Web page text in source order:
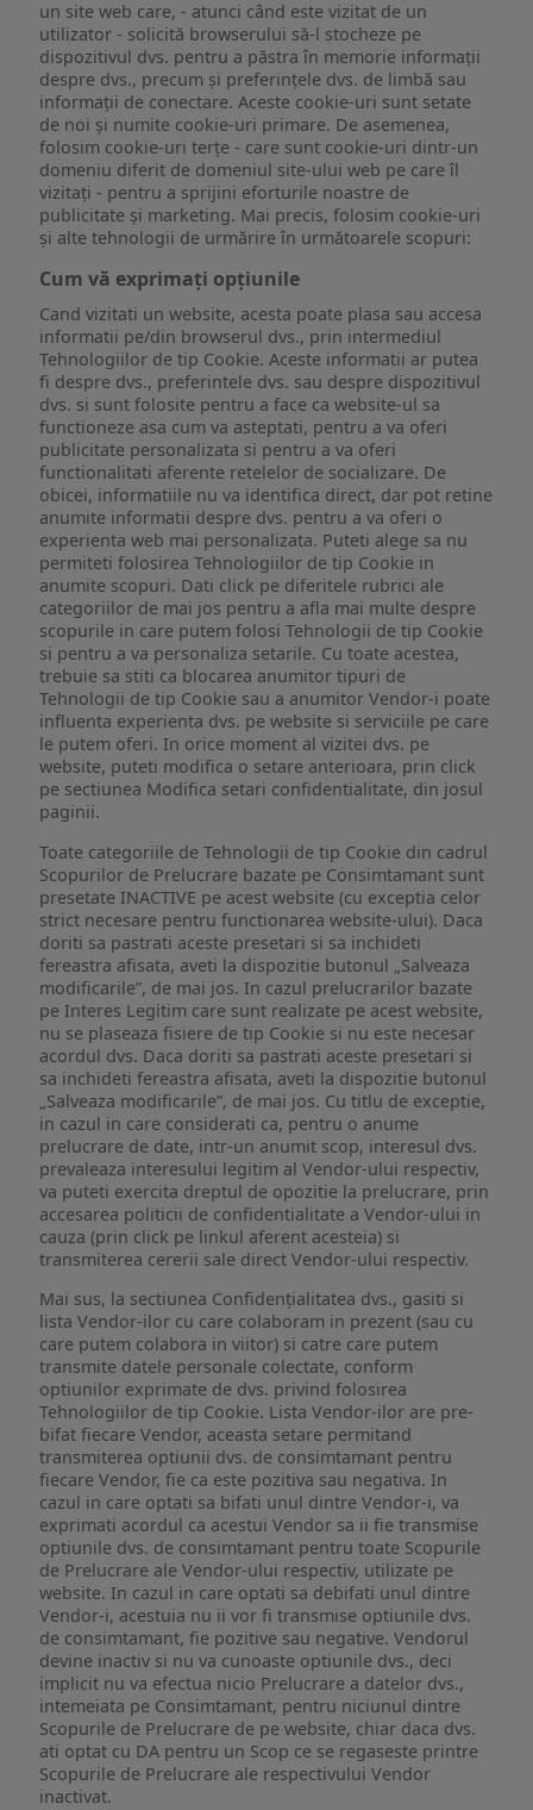
un site web care, - atunci când este vizitat de un
utilizator - solicită browserului să-l stocheze pe
dispozitivul dvs. pentru a păstra în memorie informații
despre dvs., precum și preferințele dvs. de limbă sau
informații de conectare. Aceste cookie-uri sunt setate
de noi și numite cookie-uri primare. De asemenea,
folosim cookie-uri terțe - care sunt cookie-uri dintr-un
domeniu diferit de domeniul site-ului web pe care îl
vizitați - pentru a sprijini eforturile noastre de
publicitate și marketing. Mai precis, folosim cookie-uri
și alte tehnologii de urmărire în următoarele scopuri:
Cum vă exprimați opțiunile
Cand vizitati un website, acesta poate plasa sau accesa
informatii pe/din browserul dvs., prin intermediul
Tehnologiilor de tip Cookie. Aceste informatii ar putea
fi despre dvs., preferintele dvs. sau despre dispozitivul
dvs. si sunt folosite pentru a face ca website-ul sa
functioneze asa cum va asteptati, pentru a va oferi
publicitate personalizata si pentru a va oferi
functionalitati aferente retelelor de socializare. De
obicei, informatiile nu va identifica direct, dar pot retine
anumite informatii despre dvs. pentru a va oferi o
experienta web mai personalizata. Puteti alege sa nu
permiteti folosirea Tehnologiilor de tip Cookie in
anumite scopuri. Dati click pe diferitele rubrici ale
categoriilor de mai jos pentru a afla mai multe despre
scopurile in care putem folosi Tehnologii de tip Cookie
si pentru a va personaliza setarile. Cu toate acestea,
trebuie sa stiti ca blocarea anumitor tipuri de
Tehnologii de tip Cookie sau a anumitor Vendor-i poate
influenta experienta dvs. pe website si serviciile pe care
le putem oferi. In orice moment al vizitei dvs. pe
website, puteti modifica o setare anterioara, prin click
pe sectiunea Modifica setari confidentialitate, din josul
paginii.
Toate categoriile de Tehnologii de tip Cookie din cadrul
Scopurilor de Prelucrare bazate pe Consimtamant sunt
presetate INACTIVE pe acest website (cu exceptia celor
strict necesare pentru functionarea website-ului). Daca
doriti sa pastrati aceste presetari si sa inchideti
fereastra afisata, aveti la dispozitie butonul „Salveaza
modificarile”, de mai jos. In cazul prelucrarilor bazate
pe Interes Legitim care sunt realizate pe acest website,
nu se plaseaza fisiere de tip Cookie si nu este necesar
acordul dvs. Daca doriti sa pastrati aceste presetari si
sa inchideti fereastra afisata, aveti la dispozitie butonul
„Salveaza modificarile”, de mai jos. Cu titlu de exceptie,
in cazul in care considerati ca, pentru o anume
prelucrare de date, intr-un anumit scop, interesul dvs.
prevaleaza interesului legitim al Vendor-ului respectiv,
va puteti exercita dreptul de opozitie la prelucrare, prin
accesarea politicii de confidentialitate a Vendor-ului in
cauza (prin click pe linkul aferent acesteia) si
transmiterea cererii sale direct Vendor-ului respectiv.
Mai sus, la sectiunea Confidențialitatea dvs., gasiti si
lista Vendor-ilor cu care colaboram in prezent (sau cu
care putem colabora in viitor) si catre care putem
transmite datele personale colectate, conform
optiunilor exprimate de dvs. privind folosirea
Tehnologiilor de tip Cookie. Lista Vendor-ilor are pre-
bifat fiecare Vendor, aceasta setare permitand
transmiterea optiunii dvs. de consimtamant pentru
fiecare Vendor, fie ca este pozitiva sau negativa. In
cazul in care optati sa bifati unul dintre Vendor-i, va
exprimati acordul ca acestui Vendor sa ii fie transmise
optiunile dvs. de consimtamant pentru toate Scopurile
de Prelucrare ale Vendor-ului respectiv, utilizate pe
website. In cazul in care optati sa debifati unul dintre
Vendor-i, acestuia nu ii vor fi transmise optiunile dvs.
de consimtamant, fie pozitive sau negative. Vendorul
devine inactiv si nu va cunoaste optiunile dvs., deci
implicit nu va efectua nicio Prelucrare a datelor dvs.,
intemeiata pe Consimtamant, pentru niciunul dintre
Scopurile de Prelucrare de pe website, chiar daca dvs.
ati optat cu DA pentru un Scop ce se regaseste printre
Scopurile de Prelucrare ale respectivului Vendor
inactivat.